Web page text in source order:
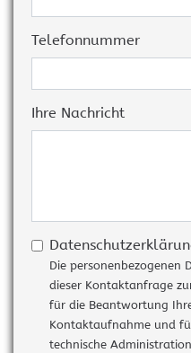
Telefonnummer
Ihre Nachricht
Die personenbezogenen
dieser Kontaktanfrage
für die Beantwortung
Kontaktaufnahme und
technische